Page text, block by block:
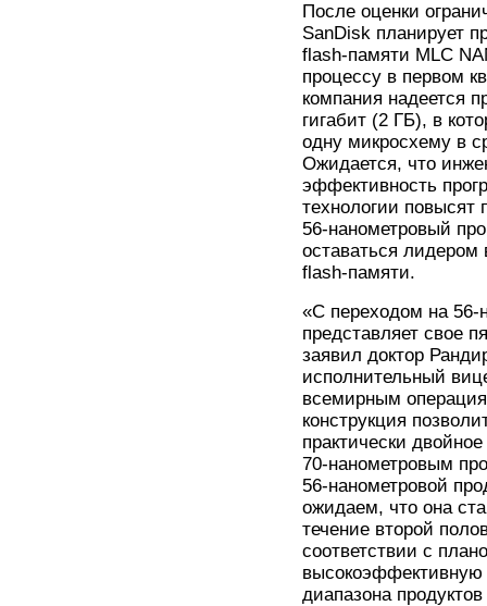
После оценки
SanDisk планирует
flash-памяти MLC
процессу в первом
компания надеется
гигабит (2 ГБ), в
одну микросхему в
Ожидается, что
эффективность
технологии повысят
56-нанометровый
оставаться лидером
flash-памяти.
«С переходом на 56-
представляет свое
заявил доктор
исполнительный
всемирным
конструкция
практически
70-нанометровым
56-нанометровой
ожидаем, что она
течение второй
соответствии с
диапазона